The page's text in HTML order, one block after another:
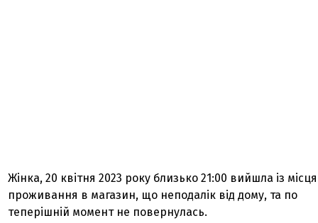
Жінка, 20 квітня 2023 року близько 21:00 вийшла із місця
проживання в магазин, що неподалік від дому, та по
теперішній момент не повернулась.